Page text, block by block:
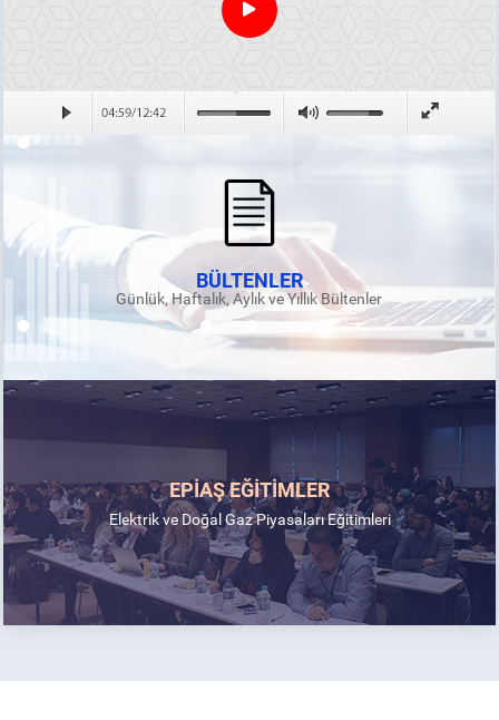
BÜLTENLER
Günlük, Haftalık, Aylık ve Yıllık Bültenler
EPİAŞ EĞİTİMLER
Elektrik ve Doğal Gaz Piyasaları Eğitimleri